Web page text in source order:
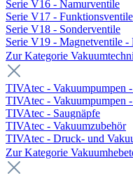
Serie V16 - Namurventile
Serie V17 - Funktionsventile
Serie V18 - Sonderventile
Serie V19 - Magnetventile -
Zur Kategorie
TIVAtec - Vakuumpumpen
TIVAtec - Vakuumpumpen
TIVAtec - Saugnäpfe
TIVAtec - Vakuumzubehör
TIVAtec - Druck- und
Zur Kategorie